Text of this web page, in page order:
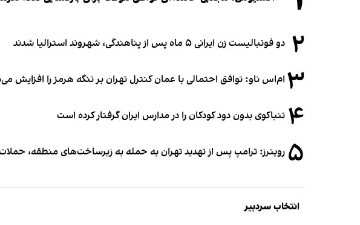
۲ دو فوتبالیست زن ایرانی ۵ ماه پس از پناهندگی، شهروند استرالیا شدند
۳ ام‌اس ناو: توافق احتمالی با عمان کنترل تهران بر تنگه هرمز را افزایش
۴ تنباکوی بدون دود کودکان را در مدارس ایران گرفتار کرده است
۵ رویترز: ترامپ پس از تهدید تهران به حمله به زیرساخت‌های منطقه،
انتخاب سردبیر